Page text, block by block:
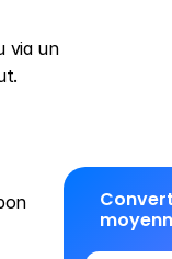
via un